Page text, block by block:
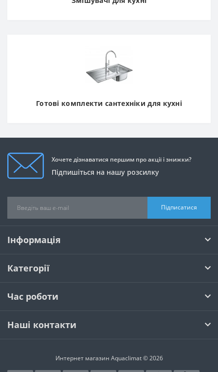
Готові комплекти сантехніки для кухні
Хочете дізнаватися першим про акції і знижки?
Підпишіться на нашу розсилку
Підписатися
Інформація
Категорії
Час роботи
Наші контакти
Интернет магазин Aquaclimat © 2026